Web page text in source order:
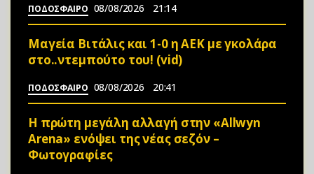
ΠΟΔΟΣΦΑΙΡΟ 08/08/2026 21:14
Μαγεία Βιτάλις και 1-0 η ΑΕΚ με γκολάρα
στο..ντεμπούτο του! (vid)
ΠΟΔΟΣΦΑΙΡΟ 08/08/2026 20:41
Η πρώτη μεγάλη αλλαγή στην «Αllwyn
Arena» ενόψει της νέας σεζόν –
Φωτoγραφίες